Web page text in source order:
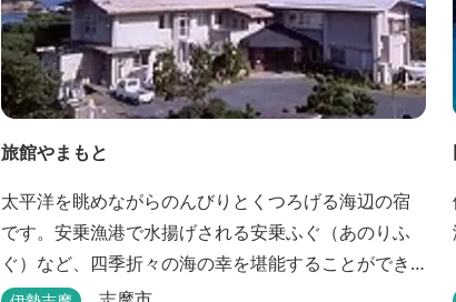
旅館やまもと
太平洋を眺めながらのんびりとくつろげる海辺の宿
です。安乗漁港で水揚げされる安乗ふぐ（あのりふ
ぐ）など、四季折々の海の幸を堪能することができ
ます。